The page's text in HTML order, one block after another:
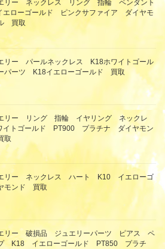
リー ネックレス リング 指輪 ペンダント
エローゴールド ピンクサファイア ダイヤモ
買取
リー パールネックレス K18ホワイトゴール
パーツ K18イエローゴールド 買取
リー リング 指輪 イヤリング ネックレ
トゴールド PT900 プラチナ ダイヤモン
取
リー ネックレス ハート K10 イエローゴ
モンド 買取
リー 破損品 ジュエリーパーツ ピアス ペ
プ K18 イエローゴールド PT850 プラチ